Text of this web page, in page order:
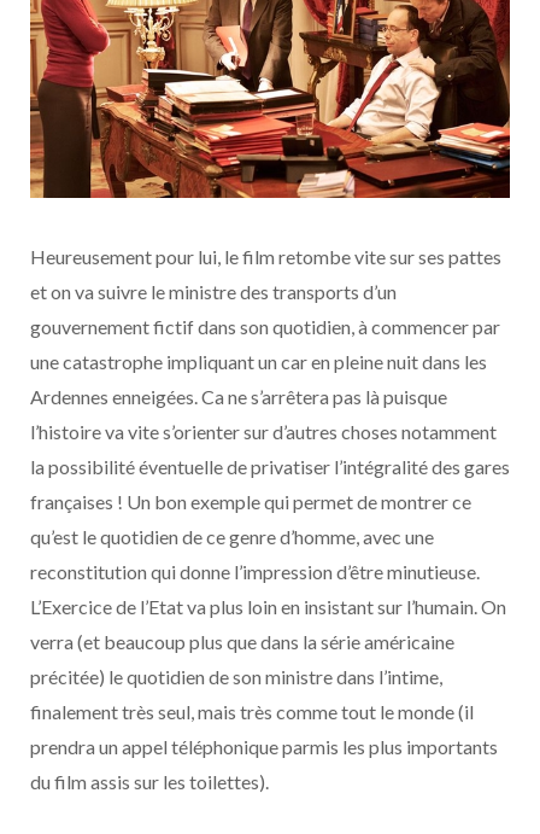
Heureusement pour lui, le film retombe vite sur ses pattes
et on va suivre le ministre des transports d’un
gouvernement fictif dans son quotidien, à commencer par
une catastrophe impliquant un car en pleine nuit dans les
Ardennes enneigées. Ca ne s’arrêtera pas là puisque
l’histoire va vite s’orienter sur d’autres choses notamment
la possibilité éventuelle de privatiser l’intégralité des gares
françaises ! Un bon exemple qui permet de montrer ce
qu’est le quotidien de ce genre d’homme, avec une
reconstitution qui donne l’impression d’être minutieuse.
L’Exercice de l’Etat va plus loin en insistant sur l’humain. On
verra (et beaucoup plus que dans la série américaine
précitée) le quotidien de son ministre dans l’intime,
finalement très seul, mais très comme tout le monde (il
prendra un appel téléphonique parmis les plus importants
du film assis sur les toilettes).